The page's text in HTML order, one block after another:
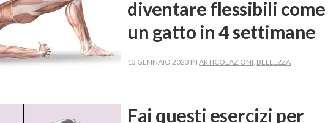
diventare flessibili come
un gatto in 4 settimane
13 GENNAIO 2023 INARTICOLAZIONI BELLEZZA
Fai questi esercizi per